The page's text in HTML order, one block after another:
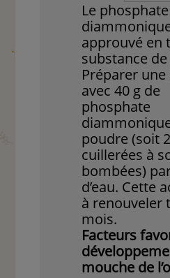
Le phosphate
approuvé en
substance de
Préparer
avec 40 g de
phosphate
poudre (soit 2
cuillerées à
bombées)
d’eau. Cette
à renouveler
mois.
Facteurs
mouche de